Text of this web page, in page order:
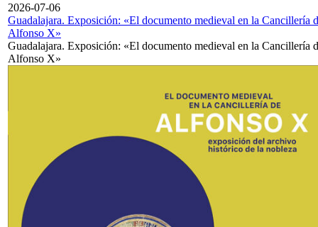
2026-07-06
Guadalajara. Exposición: «El documento medieval en la Cancillería
Alfonso X»
Guadalajara. Exposición: «El documento medieval en la Cancillería
Alfonso X»